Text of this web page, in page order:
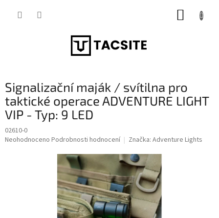
Signalizační maják / svítilna pro
taktické operace ADVENTURE LIGHT
VIP - Typ: 9 LED
02610-0
Průměrné
Neohodnoceno Podrobnosti hodnocení Značka: Adventure Lights